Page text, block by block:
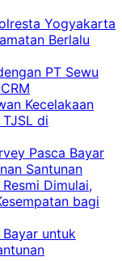
Yogyakarta
Berlalu
PT Sewu
Kecelakaan
di
Pasca Bayar
Santunan
Dimulai,
bagi
untuk